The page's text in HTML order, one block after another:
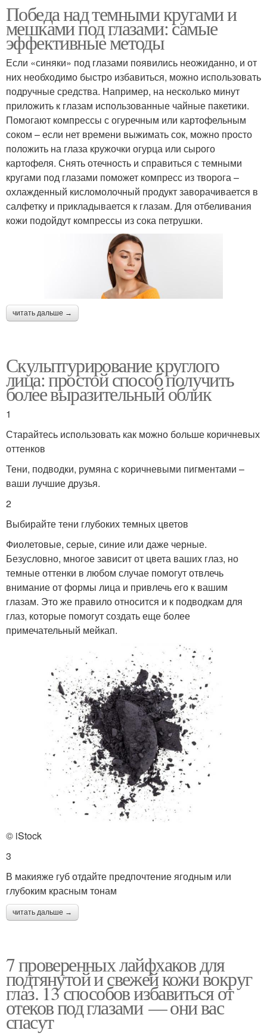
Победа над темными кругами и
мешками под глазами: самые
эффективные методы
Если «синяки» под глазами появились неожиданно, и от
них необходимо быстро избавиться, можно использовать
подручные средства. Например, на несколько минут
приложить к глазам использованные чайные пакетики.
Помогают компрессы с огуречным или картофельным
соком – если нет времени выжимать сок, можно просто
положить на глаза кружочки огурца или сырого
картофеля. Снять отечность и справиться с темными
кругами под глазами поможет компресс из творога –
охлажденный кисломолочный продукт заворачивается в
салфетку и прикладывается к глазам. Для отбеливания
кожи подойдут компрессы из сока петрушки.
читать дальше →
Скульптурирование круглого
лица: простой способ получить
более выразительный облик
1
Старайтесь использовать как можно больше коричневых
оттенков
Тени, подводки, румяна с коричневыми пигментами –
ваши лучшие друзья.
2
Выбирайте тени глубоких темных цветов
Фиолетовые, серые, синие или даже черные.
Безусловно, многое зависит от цвета ваших глаз, но
темные оттенки в любом случае помогут отвлечь
внимание от формы лица и привлечь его к вашим
глазам. Это же правило относится и к подводкам для
глаз, которые помогут создать еще более
примечательный мейкап.
© iStock
3
В макияже губ отдайте предпочтение ягодным или
глубоким красным тонам
читать дальше →
7 проверенных лайфхаков для
подтянутой и свежей кожи вокруг
глаз. 13 способов избавиться от
отеков под глазами — они вас
спасут